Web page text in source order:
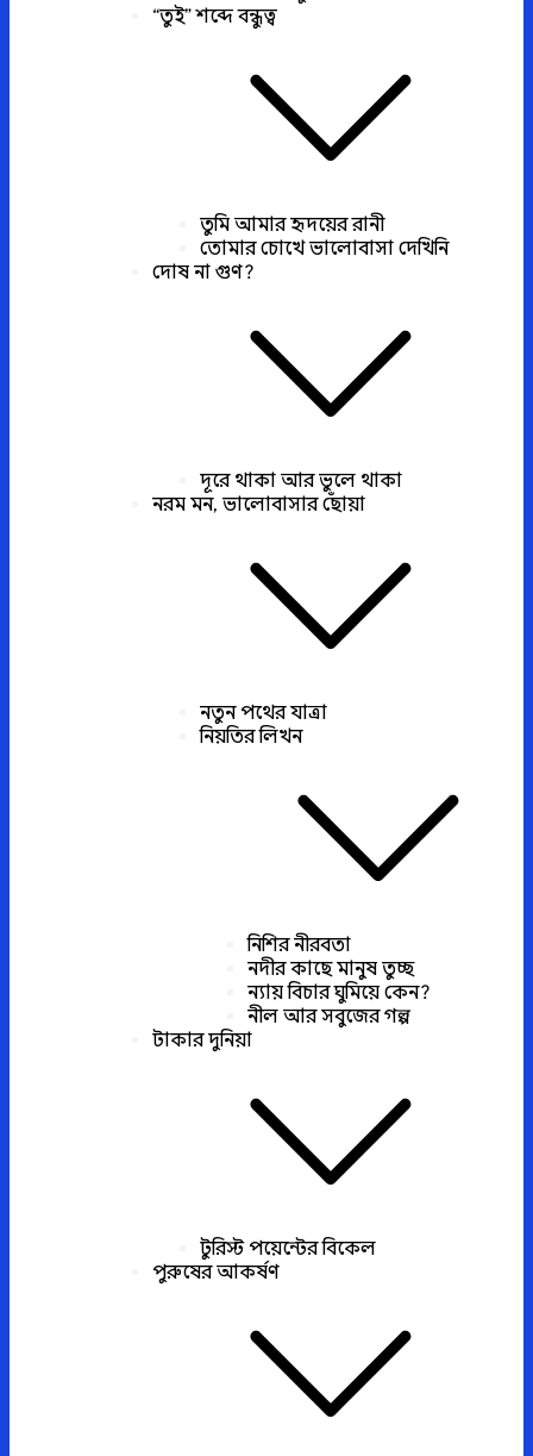
“তুই” শব্দে বন্ধুত্ব
তুমি আমার হৃদয়ের রানী
তোমার চোখে ভালোবাসা দেখিনি
দোষ না গুণ?
দূরে থাকা আর ভুলে থাকা
নরম মন, ভালোবাসার ছোঁয়া
নতুন পথের যাত্রা
নিয়তির লিখন
নিশির নীরবতা
নদীর কাছে মানুষ তুচ্ছ
ন্যায় বিচার ঘুমিয়ে কেন?
নীল আর সবুজের গল্প
টাকার দুনিয়া
টুরিস্ট পয়েন্টের বিকেল
পুরুষের আকর্ষণ